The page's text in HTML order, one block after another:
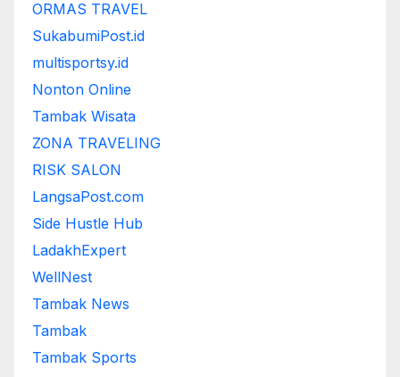
ORMAS TRAVEL
SukabumiPost.id
multisportsy.id
Nonton Online
Tambak Wisata
ZONA TRAVELING
RISK SALON
LangsaPost.com
Side Hustle Hub
LadakhExpert
WellNest
Tambak News
Tambak
Tambak Sports